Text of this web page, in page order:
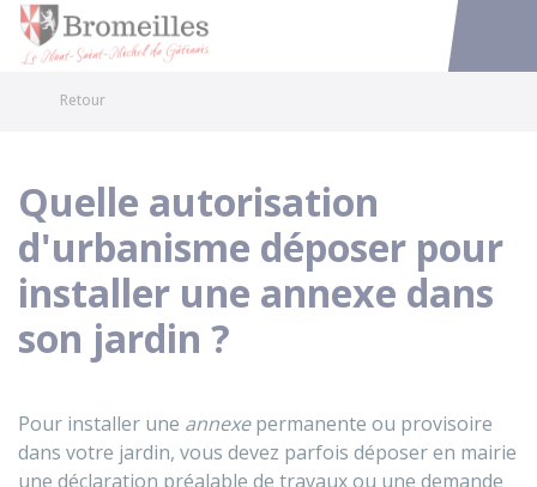
Accéder
Retour
Quelle autorisation
d'urbanisme déposer pour
installer une annexe dans
son jardin ?
Pour installer une annexepermanente ou provisoire
dans votre jardin, vous devez parfois déposer en mairie
une déclaration préalable de travaux ou une demande